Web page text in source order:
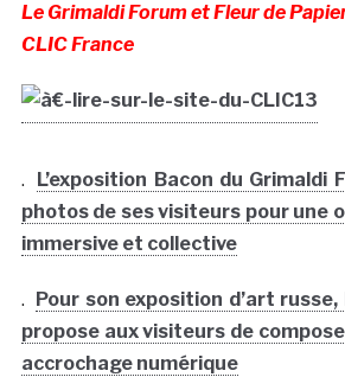
Le Grimaldi Forum et Fleur de
CLIC France
.
L’exposition Bacon du Grimaldi
photos de ses visiteurs pour une
immersive et collective
.
Pour son exposition d’art
propose aux visiteurs de
accrochage numérique